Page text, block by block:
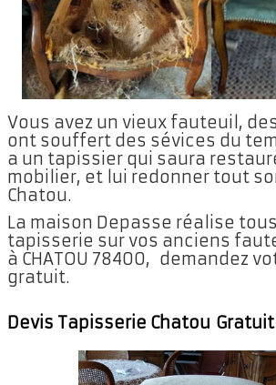
Vous avez un vieux fauteuil,
ont souffert des sévices du
a un tapissier qui saura
mobilier, et lui redonner tout
Chatou.
La maison Depasse réalise
tapisserie sur vos anciens
à CHATOU 78400, demandez
gratuit.
Devis Tapisserie Chatou Gratuit